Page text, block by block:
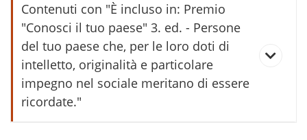
Contenuti con "È incluso in: Premio
"Conosci il tuo paese" 3. ed. - Persone
del tuo paese che, per le loro doti di
intelletto, originalità e particolare
impegno nel sociale meritano di essere
ricordate."